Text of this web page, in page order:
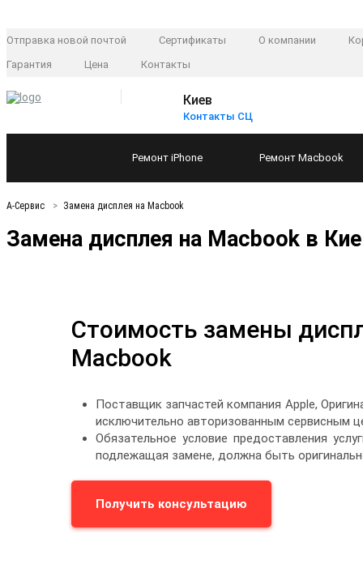
Отправка новой почтой Сертификаты О компании
Гарантия
Цена Контакты
Киев
Контакты СЦ
Ремонт iPhone Ремонт Macbook
А-Сервис Замена дисплея на Macbook
Замена дисплея на Macbook в
Стоимость замены
Macbook
Поставщик запчастей компания Apple,
исключительно авторизованным сервисным
Обязательное условие предоставления
подлежащая замене, должна быть
Получить консультацию